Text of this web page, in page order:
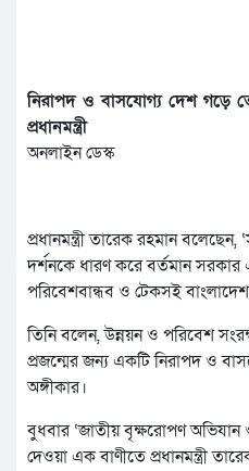
নিরাপদ ও বাসযোগ্য দেশ গড়ে
প্রধানমন্ত্রী
অনলাইন ডেস্ক
প্রধানমন্ত্রী তারেক রহমান
দর্শনকে ধারণ করে বর্তমান
পরিবেশবান্ধব ও টেকসই
তিনি বলেন, উন্নয়ন ও পরিবেশ
প্রজন্মের জন্য একটি নিরাপদ ও
অঙ্গীকার।
বুধবার ‘জাতীয় বৃক্ষরোপণ
দেওয়া এক বাণীতে প্রধানমন্ত্রী